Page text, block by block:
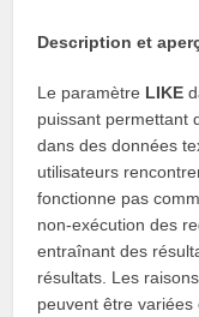
Description et
Le paramètre LIKE
puissant permettant
dans des données
utilisateurs
fonctionne pas
non-exécution des
entraînant des
résultats. Les
peuvent être